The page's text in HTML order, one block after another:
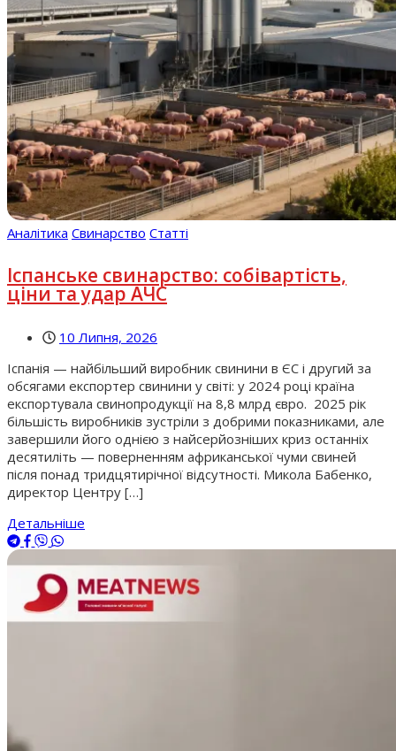
Аналітика Свинарство Статті
Іспанське свинарство: собівартість,
ціни та удар АЧС
10 Липня, 2026
Іспанія — найбільший виробник свинини в ЄС і другий за
обсягами експортер свинини у світі: у 2024 році країна
експортувала свинопродукції на 8,8 млрд євро. 2025 рік
більшість виробників зустріли з добрими показниками, але
завершили його однією з найсерйозніших криз останніх
десятиліть — поверненням африканської чуми свиней
після понад тридцятирічної відсутності. Микола Бабенко,
директор Центру […]
Детальніше